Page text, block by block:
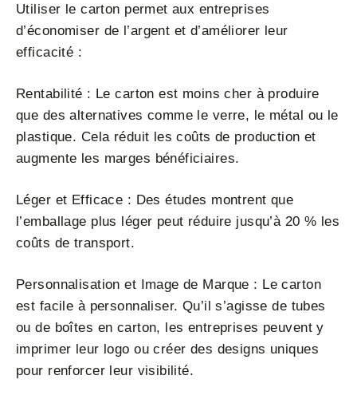
Utiliser le carton permet aux entreprises
d’économiser de l’argent et d’améliorer leur
efficacité :
Rentabilité : Le carton est moins cher à produire
que des alternatives comme le verre, le métal ou le
plastique. Cela réduit les coûts de production et
augmente les marges bénéficiaires.
Léger et Efficace : Des études montrent que
l’emballage plus léger peut réduire jusqu’à 20 % les
coûts de transport.
Personnalisation et Image de Marque : Le carton
est facile à personnaliser. Qu’il s’agisse de tubes
ou de boîtes en carton, les entreprises peuvent y
imprimer leur logo ou créer des designs uniques
pour renforcer leur visibilité.